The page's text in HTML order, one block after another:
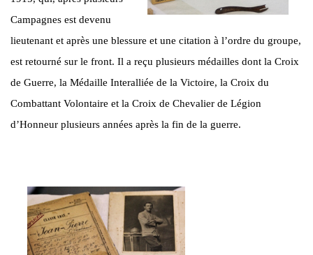
Campagnes est devenu
lieutenant et après une blessure et une citation à l’ordre du groupe,
est retourné sur le front. Il a reçu plusieurs médailles dont la Croix
de Guerre, la Médaille Interalliée de la Victoire, la Croix du
Combattant Volontaire et la Croix de Chevalier de Légion
d’Honneur plusieurs années après la fin de la guerre.